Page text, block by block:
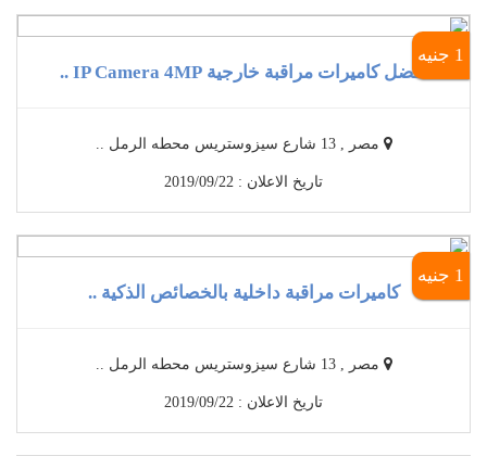
1 جنيه
أفضل كاميرات مراقبة خارجية IP Camera 4MP ..
مصر , 13 شارع سيزوستريس محطه الرمل ..
تاريخ الاعلان : 2019/09/22
1 جنيه
كاميرات مراقبة داخلية بالخصائص الذكية ..
مصر , 13 شارع سيزوستريس محطه الرمل ..
تاريخ الاعلان : 2019/09/22